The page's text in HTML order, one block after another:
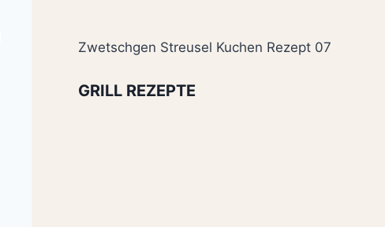
Zwetschgen Streusel Kuchen Rezept 07
GRILL REZEPTE